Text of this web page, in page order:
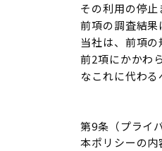
その利用の停
前項の調査結果
当社は、前項
前2項にかかわ
なこれに代わ
第9条（プライ
本ポリシーの内